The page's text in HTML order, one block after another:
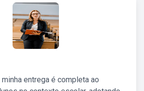
entrega é completa ao